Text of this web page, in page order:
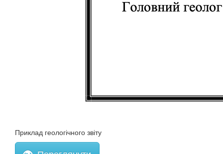
Приклад геологічного звіту